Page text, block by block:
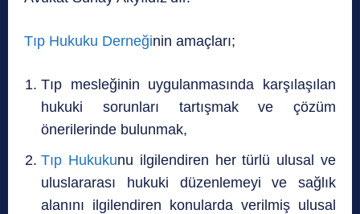
Tıp Hukuku Derneğinin amaçları;
Tıp mesleğinin uygulanmasında karşılaşılan
hukuki sorunları tartışmak ve çözüm
önerilerinde bulunmak,
Tıp Hukukunu ilgilendiren her türlü ulusal ve
uluslararası hukuki düzenlemeyi ve sağlık
alanını ilgilendiren konularda verilmiş ulusal